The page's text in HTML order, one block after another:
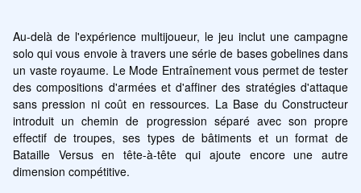
Au-delà de l'expérience multijoueur, le jeu inclut une campagne
solo qui vous envoie à travers une série de bases gobelines dans
un vaste royaume. Le Mode Entraînement vous permet de tester
des compositions d'armées et d'affiner des stratégies d'attaque
sans pression ni coût en ressources. La Base du Constructeur
introduit un chemin de progression séparé avec son propre
effectif de troupes, ses types de bâtiments et un format de
Bataille Versus en tête-à-tête qui ajoute encore une autre
dimension compétitive.